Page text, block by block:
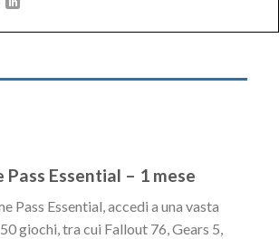
Pass Essential – 1 mese
Pass Essential, accedi a una vasta
giochi, tra cui Fallout 76, Gears 5,